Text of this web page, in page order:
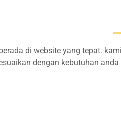
di website yang tepat.
dengan kebutuhan